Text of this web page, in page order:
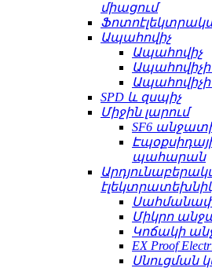
միացում
Ապահովիչ
Ապահովիչ
SPD և զսպիչ
Միջին լարում
SF6
պահարան
Միկրո
Կոճակի
EX Proof
Սնուցման